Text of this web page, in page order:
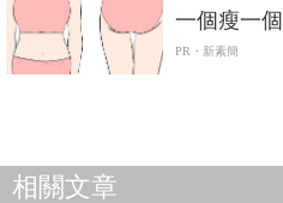
一個瘦一個
PR・新素簡
相關文章